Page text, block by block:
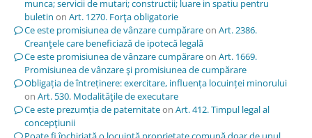
munca; servicii de mutari; constructii; luare in spatiu pentru
buletin on Art. 1270. Forţa obligatorie
Ce este promisiunea de vânzare cumpărareon Art. 2386.
Creanţele care beneficiază de ipotecă legală
Ce este promisiunea de vânzare cumpărareon Art. 1669.
Promisiunea de vânzare şi promisiunea de cumpărare
Obligația de întreținere: exercitare, influența locuinței minorului
on Art. 530. Modalităţile de executare
Ce este prezumția de paternitateon Art. 412. Timpul legal al
concepţiunii